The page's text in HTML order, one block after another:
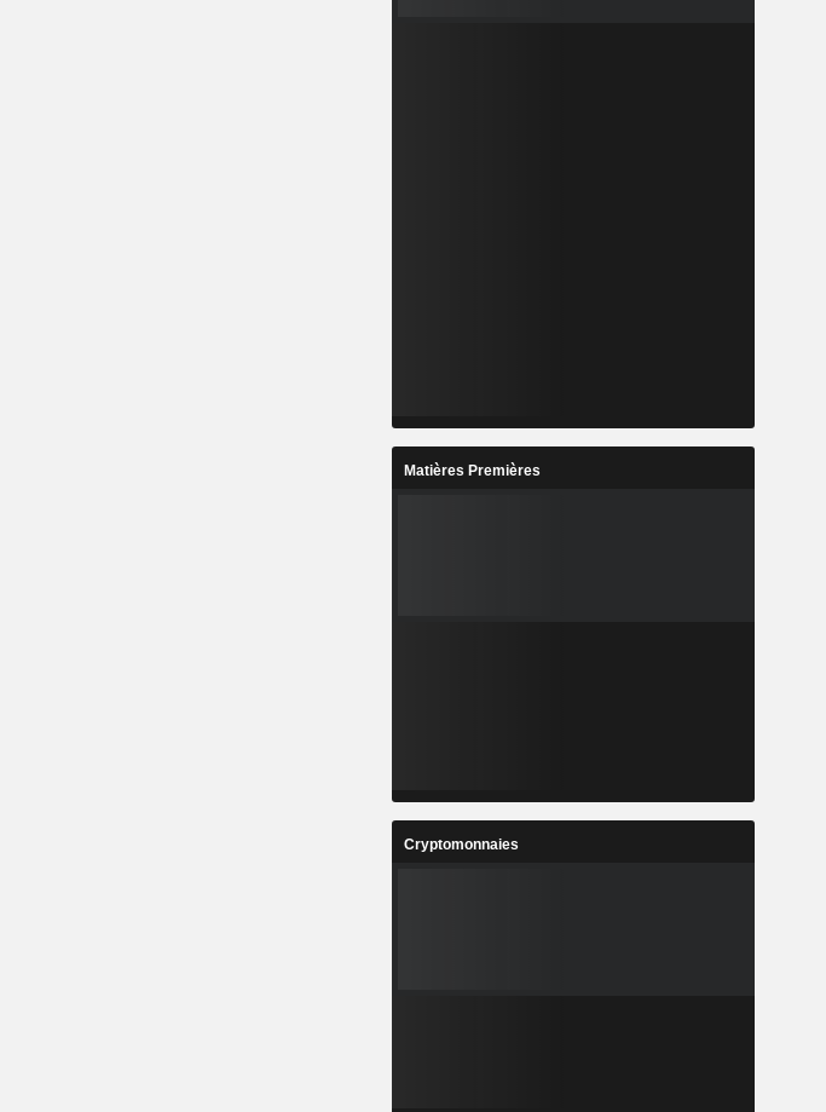
Matières Premières
Cryptomonnaies